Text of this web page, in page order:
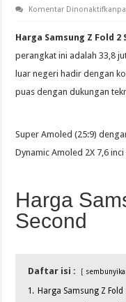
Komentar Dinonaktifkan
Harga Samsung Z Fold 2
perangkat ini adalah 33,8
luar negeri hadir dengan
puas dengan dukungan
Super Amoled (25:9)
Dynamic Amoled 2X 7,6
Harga
Second
Daftar isi :
1. Harga Samsung Z Fold